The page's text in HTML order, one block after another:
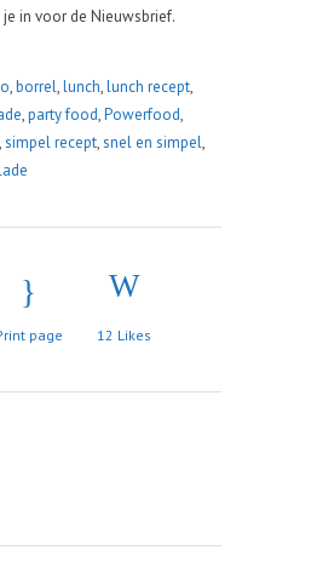
in voor de Nieuwsbrief.
,borrel,lunch,lunch recept,
,party food,Powerfood,
,simpel recept,snel en simpel,
page 12 Likes